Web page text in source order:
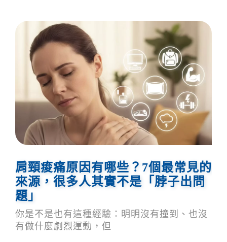
肩頸痠痛原因有哪些？7個最常見的
來源，很多人其實不是「脖子出問
題」
你是不是也有這種經驗：明明沒有撞到、也沒
有做什麼劇烈運動，但